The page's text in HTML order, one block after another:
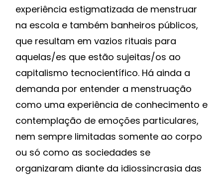
experiência estigmatizada de menstruar
na escola e também banheiros públicos,
que resultam em vazios rituais para
aquelas/es que estão sujeitas/os ao
capitalismo tecnocientífico. Há ainda a
demanda por entender a menstruação
como uma experiência de conhecimento e
contemplação de emoções particulares,
nem sempre limitadas somente ao corpo
ou só como as sociedades se
organizaram diante da idiossincrasia das